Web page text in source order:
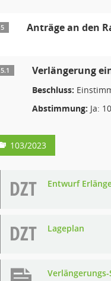
Anträge an den
Verlängerung
Beschluss:
Abstimmung: Ja:
103/2023
DZT Entwurf
DZT Lageplan